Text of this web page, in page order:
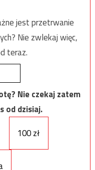
jest przetrwanie
Nie zwlekaj więc,
teraz.
Nie czekaj zatem
od dzisiaj.
100 zł